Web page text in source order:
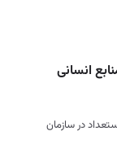
انسانی
در سازمان